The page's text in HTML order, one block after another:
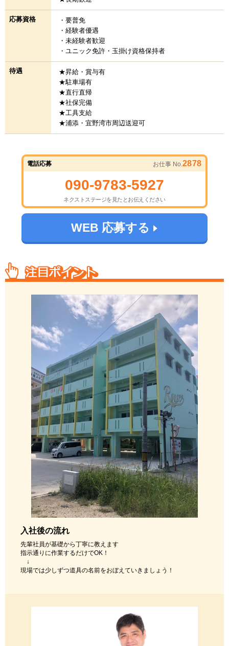
応募資格
・要普免
・経験者優遇
・未経験者歓迎
・ユニック免許・玉掛け資格保持者
待遇
★昇給・賞与有
★駐車場有
★直行直帰
★社保完備
★工具支給
★浦添・宜野湾市周辺送迎可
電話応募 お仕事 No.2878
090-9783-5927
ネクストステージを見たとお伝えください
WEB 応募する
入社後の流れ
先輩社員が基礎から丁寧に教えます
指示通りに作業するだけでOK！
↓
現場では少しずつ道具の名前をおぼえていきましょう！